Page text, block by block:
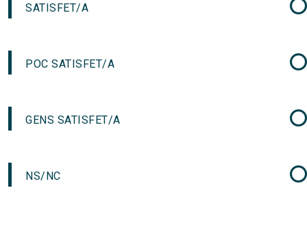
SATISFET/A
POC SATISFET/A
GENS SATISFET/A
NS/NC